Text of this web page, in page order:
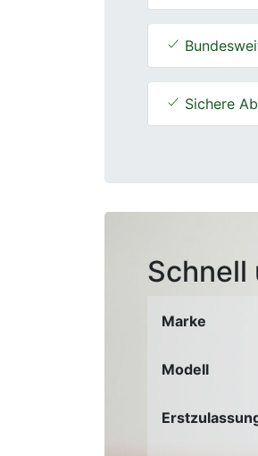
Sichere
Schnell
Marke
Modell